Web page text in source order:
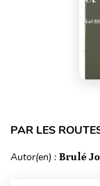
PAR LES
Autor(en) : Brulé